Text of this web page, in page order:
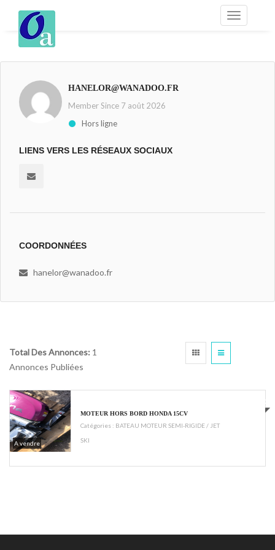
HANELOR@WANADOO.FR
Member Since 7 août 2026
Hors ligne
LIENS VERS LES RÉSEAUX SOCIAUX
COORDONNÉES
hanelor@wanadoo.fr
Total Des Annonces: 1
Annonces Publiées
A vendre
€1600
MOTEUR HORS BORD HONDA 15CV
Catégories : BATEAU MOTEUR SEMI-RIGIDE / JET
SKI